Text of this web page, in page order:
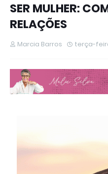
SER MULHER:
RELAÇÕES
Marcia Barros terça-